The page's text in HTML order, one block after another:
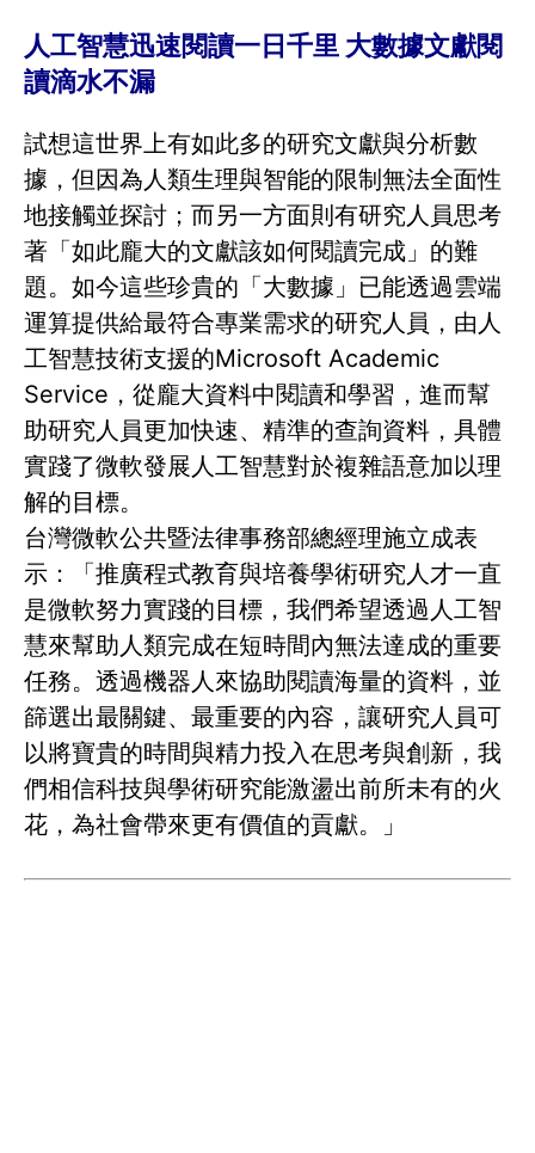
人工智慧迅速閱讀一日千里 大數據文獻閱
讀滴水不漏
試想這世界上有如此多的研究文獻與分析數
據，但因為人類生理與智能的限制無法全面性
地接觸並探討；而另一方面則有研究人員思考
著「如此龐大的文獻該如何閱讀完成」的難
題。如今這些珍貴的「大數據」已能透過雲端
運算提供給最符合專業需求的研究人員，由人
工智慧技術支援的Microsoft Academic
Service，從龐大資料中閱讀和學習，進而幫
助研究人員更加快速、精準的查詢資料，具體
實踐了微軟發展人工智慧對於複雜語意加以理
解的目標。
台灣微軟公共暨法律事務部總經理施立成表
示：「推廣程式教育與培養學術研究人才一直
是微軟努力實踐的目標，我們希望透過人工智
慧來幫助人類完成在短時間內無法達成的重要
任務。透過機器人來協助閱讀海量的資料，並
篩選出最關鍵、最重要的內容，讓研究人員可
以將寶貴的時間與精力投入在思考與創新，我
們相信科技與學術研究能激盪出前所未有的火
花，為社會帶來更有價值的貢獻。」